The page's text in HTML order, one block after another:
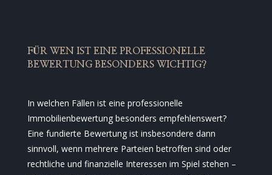
FÜR WEN IST EINE PROFESSIONELLE
BEWERTUNG BESONDERS WICHTIG?
In welchen Fällen ist eine professionelle
Immobilienbewertung besonders empfehlenswert?
Eine fundierte Bewertung ist insbesondere dann
sinnvoll, wenn mehrere Parteien betroffen sind oder
rechtliche und finanzielle Interessen im Spiel stehen –